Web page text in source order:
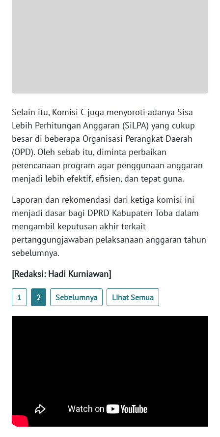
Selain itu, Komisi C juga menyoroti adanya Sisa
Lebih Perhitungan Anggaran (SiLPA) yang cukup
besar di beberapa Organisasi Perangkat Daerah
(OPD). Oleh sebab itu, diminta perbaikan
perencanaan program agar penggunaan anggaran
menjadi lebih efektif, efisien, dan tepat guna.
Laporan dan rekomendasi dari ketiga komisi ini
menjadi dasar bagi DPRD Kabupaten Toba dalam
mengambil keputusan akhir terkait
pertanggungjawaban pelaksanaan anggaran tahun
sebelumnya.
[Redaksi: Hadi Kurniawan]
1 2 Sebelumnya Lihat Semua
NTT
WN
KEPRI
WN
WN
PAPUA
BARAT
RIAU
WN
SERAMBI
NTB